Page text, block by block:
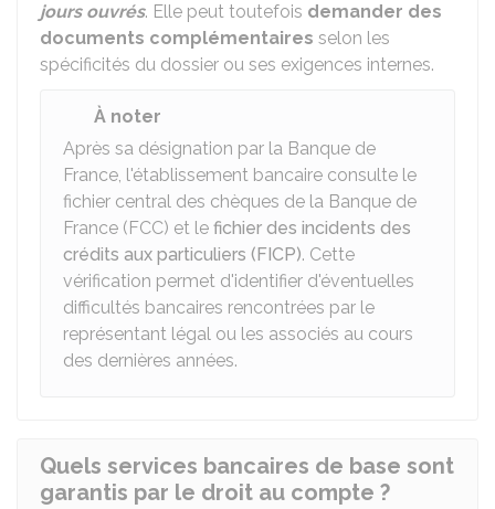
jours ouvrés. Elle peut toutefois demander des
documents complémentaires selon les
spécificités du dossier ou ses exigences internes.
À noter
Après sa désignation par la Banque de
France, l'établissement bancaire consulte le
fichier central des chèques de la Banque de
France (FCC) et le fichier des incidents des
crédits aux particuliers (FICP). Cette
vérification permet d'identifier d'éventuelles
difficultés bancaires rencontrées par le
représentant légal ou les associés au cours
des dernières années.
Quels services bancaires de base sont
garantis par le droit au compte ?